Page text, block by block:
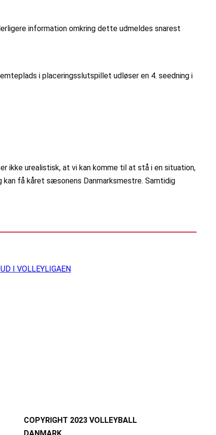
information omkring dette udmeldes snarest
i placeringsslutspillet udløser en 4. seedning i
ikke urealistisk, at vi kan komme til at stå i en situation,
få kåret sæsonens Danmarksmestre. Samtidig
I VOLLEYLIGAEN
COPYRIGHT 2023 VOLLEYBALL